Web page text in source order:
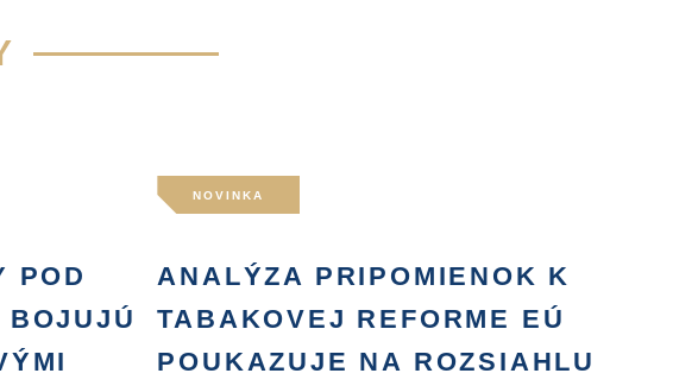
POD
BOJUJÚ
NOVINKA
ANALÝZA PRIPOMIENOK K
TABAKOVEJ REFORME EÚ
POUKAZUJE NA ROZSIAHLU